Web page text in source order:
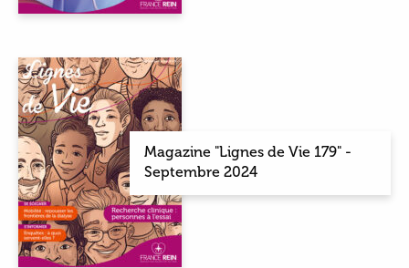
Magazine "Lignes de Vie 179" -
Septembre 2024